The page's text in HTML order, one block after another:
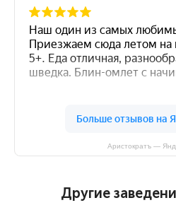
Аристократъ —
Другие